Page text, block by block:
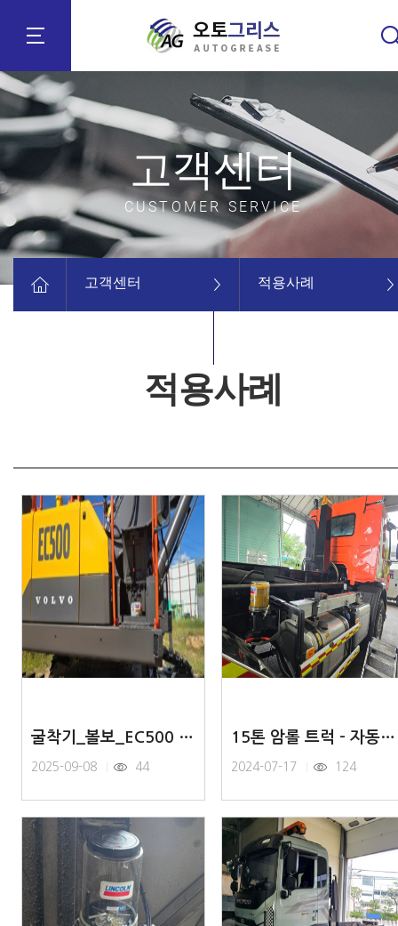
고객센터
CUSTOMER SERVICE
고객센터 적용사례
적용사례
굴착기_볼보_EC500 자동그리스
2025-09-08 44
15톤 암롤 트럭 - 자동그리스 주유기
2024-07-17 124